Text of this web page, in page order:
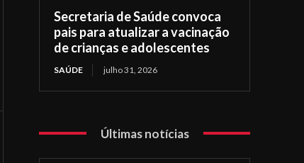
Secretaria de Saúde convoca
pais para atualizar a vacinação
de crianças e adolescentes
SAÚDE julho 31, 2026
Últimas notícias